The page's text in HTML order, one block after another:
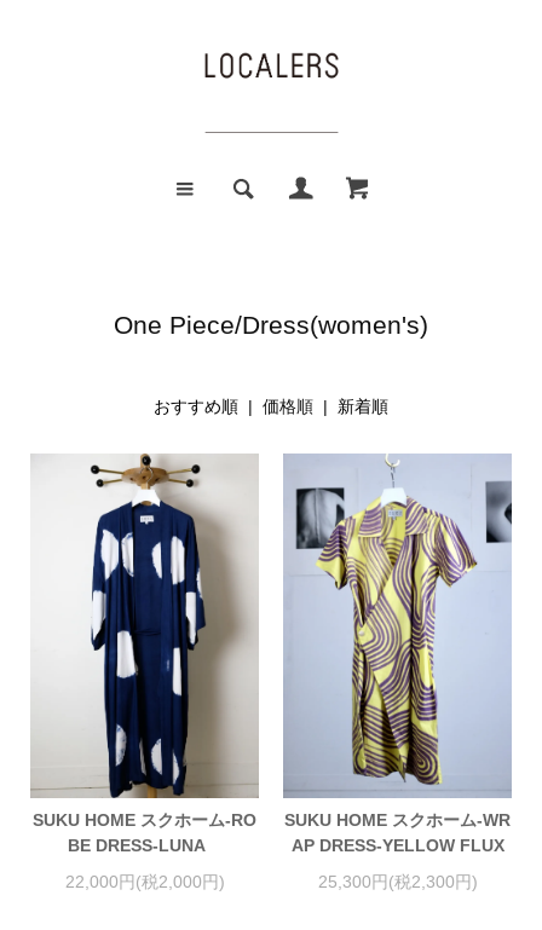
One Piece/Dress(women's)
おすすめ順 | 価格順 | 新着順
SUKU HOME スクホーム-RO
BE DRESS-LUNA
22,000円(税2,000円)
SUKU HOME スクホーム-WR
AP DRESS-YELLOW FLUX
25,300円(税2,300円)